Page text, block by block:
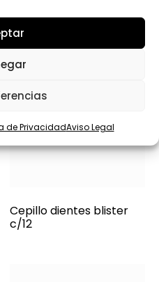
de PrivacidadAviso Legal
Cepillo dientes blister
c/12